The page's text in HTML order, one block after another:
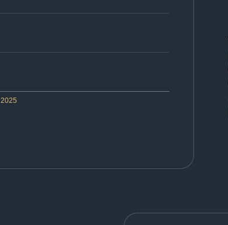
2025